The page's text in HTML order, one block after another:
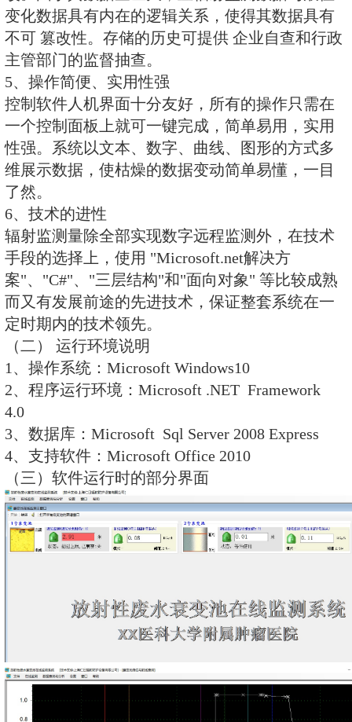
5、工作温度：-20～85℃
6、精度：0.1级，0.25级，0.5级
7、电源：24VDC
8、防护等级：IP68
五、定制液位计控制柜
控制柜内部嵌入有多个液位变声
主机能实时采集液位变送器的数据
的报警阈值给出 上下限阈值声光
控制柜内的液位变送器控制主机与
及计算机仪器组成一个485网络系